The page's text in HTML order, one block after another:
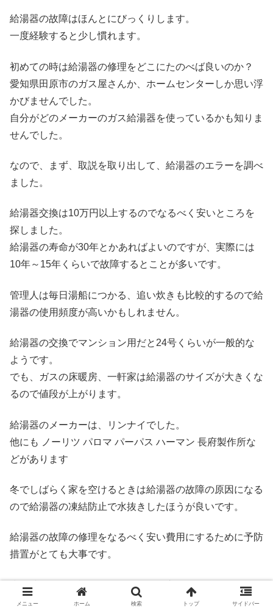
給湯器の故障はほんとにびっくりします。
一度経験すると少し慣れます。
初めての時は給湯器の修理をどこにたのべば良いのか？
愛知県田原市のガス屋さんか、ホームセンターしか思い浮
かびませんでした。
自分がどのメーカーのガス給湯器を使っているかも知りま
せんでした。
なので、まず、取説を取り出して、給湯器のエラーを調べ
ました。
給湯器交換は10万円以上するのでなるべく安いところを
探しました。
給湯器の寿命が30年とかあればよいのですが、実際には
10年～15年くらいで故障するとことが多いです。
管理人は毎日湯船につかる、追い炊きも比較的するので給
湯器の使用頻度が高いかもしれません。
給湯器の交換でマンション用だと24号くらいが一般的な
ようです。
でも、ガスの床暖房、一軒家は給湯器のサイズが大きくな
るので値段が上がります。
給湯器のメーカーは、リンナイでした。
他にも ノーリツ パロマ パーパス ハーマン 長府製作所な
どがあります
冬でしばらく家を空けるときは給湯器の故障の原因になる
ので給湯器の凍結防止で水抜きしたほうが良いです。
給湯器の故障の修理をなるべく安い費用にするために予防
措置がとても大事です。
少し時間的に余裕があるなら給湯器交換でホームセンター
で下調べするのもおすすめです。
メニュー ホーム 検索 トップ サイドバー